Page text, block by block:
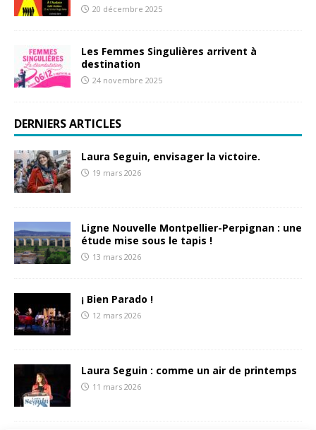
20 décembre 2025
Les Femmes Singulières arrivent à
destination
24 novembre 2025
DERNIERS ARTICLES
Laura Seguin, envisager la victoire.
19 mars 2026
Ligne Nouvelle Montpellier-Perpignan : une
étude mise sous le tapis !
13 mars 2026
¡ Bien Parado !
12 mars 2026
Laura Seguin : comme un air de printemps
11 mars 2026